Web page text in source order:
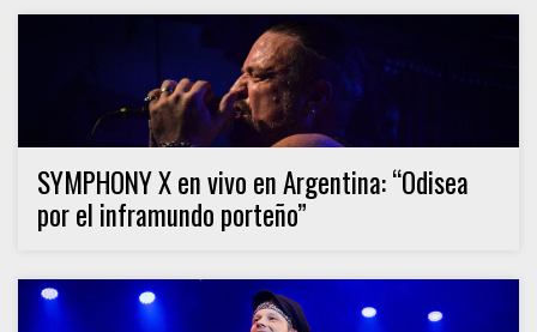
SYMPHONY X en vivo en Argentina: “Odisea
por el inframundo porteño”